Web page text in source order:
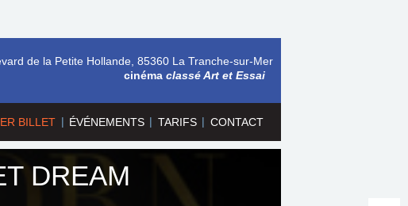
BILLET | ÉVÉNEMENTS | TARIFS | CONTACT
de la Petite Hollande, 85360 La Tranche-sur-Mer
cinéma classé Art et Essai
DREAM